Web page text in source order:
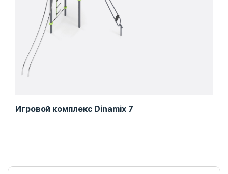
Игровой комплекс Dinamix 7